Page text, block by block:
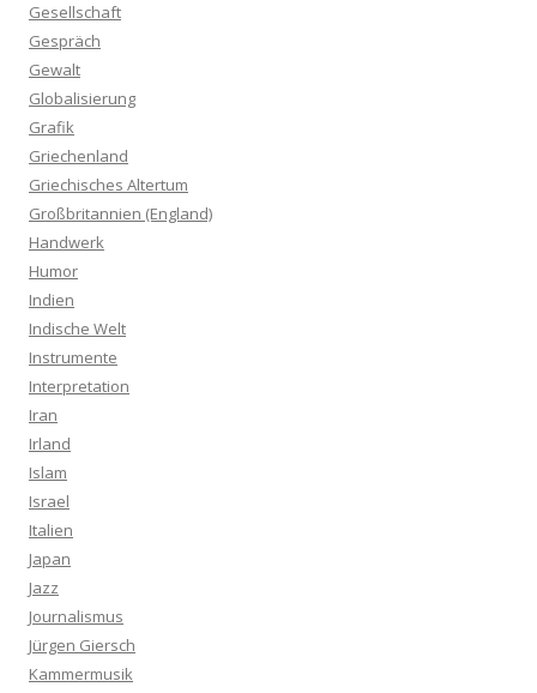
Gesellschaft
Gespräch
Gewalt
Globalisierung
Grafik
Griechenland
Griechisches Altertum
Großbritannien (England)
Handwerk
Humor
Indien
Indische Welt
Instrumente
Interpretation
Iran
Irland
Islam
Israel
Italien
Japan
Jazz
Journalismus
Jürgen Giersch
Kammermusik